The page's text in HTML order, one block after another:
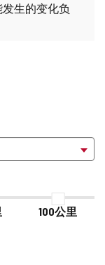
生的变化负
100公里